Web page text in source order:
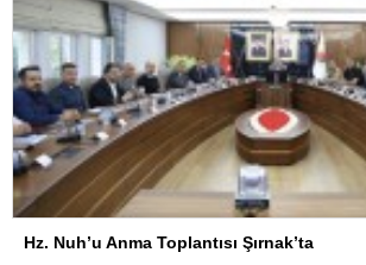
Hz. Nuh’u Anma Toplantısı Şırnak’ta